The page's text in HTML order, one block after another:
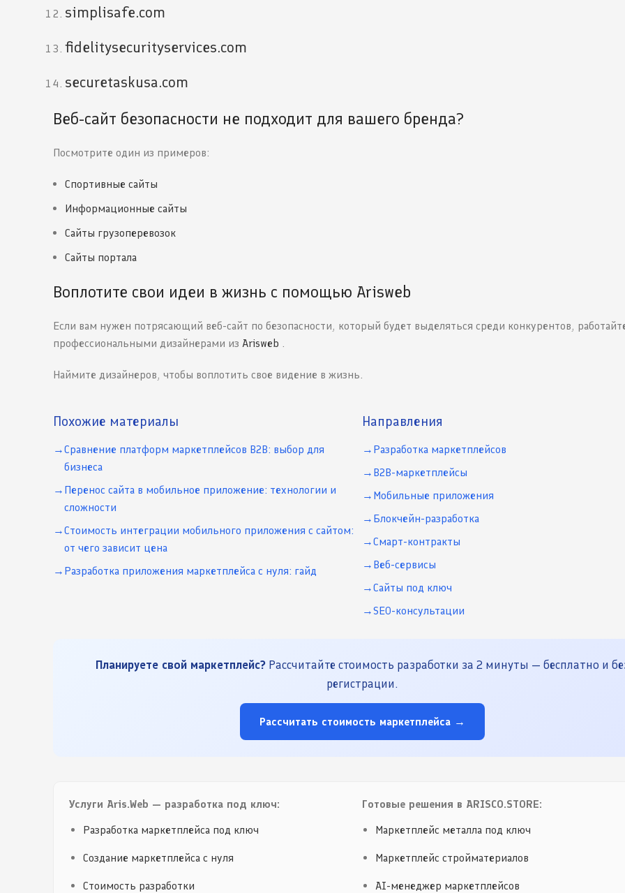
simplisafe.com
fidelitysecurityservices.com
securetaskusa.com
Веб-сайт безопасности не подходит для вашего бренда?
Посмотрите один из примеров:
Спортивные сайты
Информационные сайты
Сайты грузоперевозок
Сайты портала
Воплотите свои идеи в жизнь с помощью Arisweb
Если вам нужен потрясающий веб-сайт по безопасности, который будет выделяться среди конкурентов,
профессиональными дизайнерами из Arisweb
Наймите дизайнеров, чтобы воплотить свое видение в жизнь.
Похожие материалы
Сравнение платформ маркетплейсов B2B: выбор для
бизнеса
Перенос сайта в мобильное приложение: технологии и
сложности
Стоимость интеграции мобильного приложения с сайтом:
от чего зависит цена
Разработка приложения маркетплейса с нуля: гайд
Направления
Разработка маркетплейсов
B2B-маркетплейсы
Мобильные приложения
Блокчейн-разработка
Смарт-контракты
Веб-сервисы
Сайты под ключ
SEO-консультации
Планируете свой маркетплейс?Рассчитайте стоимость разработки за 2 минуты — бесплатно и
регистрации.
Рассчитать стоимость маркетплейса →
Услуги Aris.Web — разработка под ключ:
Разработка маркетплейса под ключ
Создание маркетплейса с нуля
Стоимость разработки
Готовые решения в ARISCO.STORE:
Маркетплейс металла под ключ
Маркетплейс стройматериалов
AI-менеджер маркетплейсов